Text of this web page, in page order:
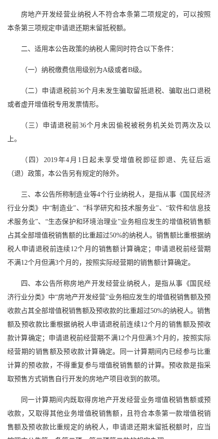
房地产开发经营业纳税人不符合本条第二项规定的，可以按照
本条第三项规定申请退还期末留抵税额。
二、适用本公告政策的纳税人需同时符合以下条件：
（一）纳税缴费信用级别为A级或者B级。
（二）申请退税前36个月未发生骗取留抵退税、骗取出口退税
或者虚开增值税专用发票情形。
（三）申请退税前36个月未因偷税被税务机关处罚两次及以
上。
（四）2019年4月1日起未享受增值税即征即退、先征后返
（退）政策，本公告另有规定的除外。
三、本公告所称制造业等4个行业纳税人，是指从事《国民经济
行业分类》中“制造业”、“科学研究和技术服务业”、“软件和信息技
术服务业”、“生态保护和环境治理业”业务相应发生的增值税销售额
占其全部增值税销售额的比重超过50%的纳税人。销售额比重根据纳
税人申请退税前连续12个月的销售额计算确定；申请退税前经营期
不满12个月但满3个月的，按照实际经营期的销售额计算确定。
四、本公告所称房地产开发经营业纳税人，是指从事《国民经
济行业分类》中“房地产开发经营”业务相应发生的增值税销售额及预
收款占其全部增值税销售额及预收款的比重超过50%的纳税人。销售
额及预收款比重根据纳税人申请退税前连续12个月的销售额及预收
款计算确定；申请退税前经营期不满12个月但满3个月的，按照实际
经营期的销售额及预收款计算确定。同一计算期间内已经参与比重
计算的预收款，不得重复参与增值税销售额的计算。预收款是指采
取预售方式销售自行开发的房地产项目收到的款项。
同一计算期间内既取得房地产开发经营业务增值税销售额或预
收款，又取得其他业务增值税销售额，且符合本条第一款增值税销
售额及预收款比重规定的纳税人，申请退还期末留抵税额时，应当